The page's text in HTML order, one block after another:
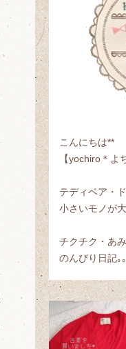
こんにちは**
【yochiro＊よ
テディベア・
小さいモノが
チクチク・あ
のんびり日記｡